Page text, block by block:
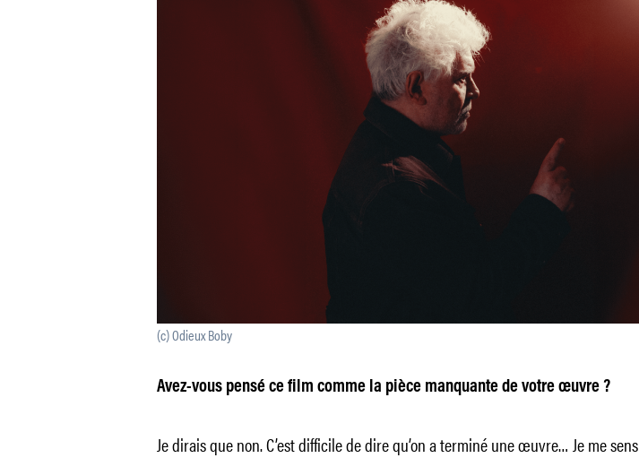
(c) Odieux Boby
Avez-vous pensé ce film comme la pièce manquante de votre œuvre ?
Je dirais que non. C’est difficile de dire qu’on a terminé une œuvre… Je me sens